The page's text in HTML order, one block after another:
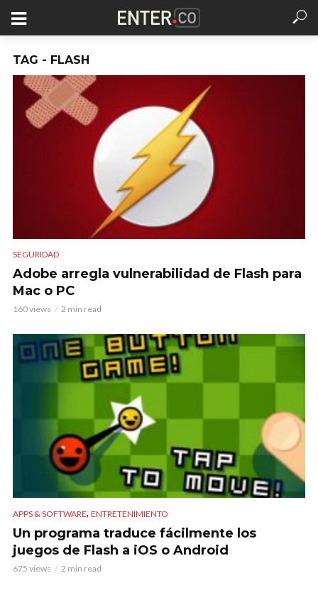
TAG - FLASH
SEGURIDAD
Adobe arregla vulnerabilidad de Flash para
Mac o PC
160 views 2 min read
APPS & SOFTWARE, ENTRETENIMIENTO
Un programa traduce fácilmente los
juegos de Flash a iOS o Android
675 views 2 min read